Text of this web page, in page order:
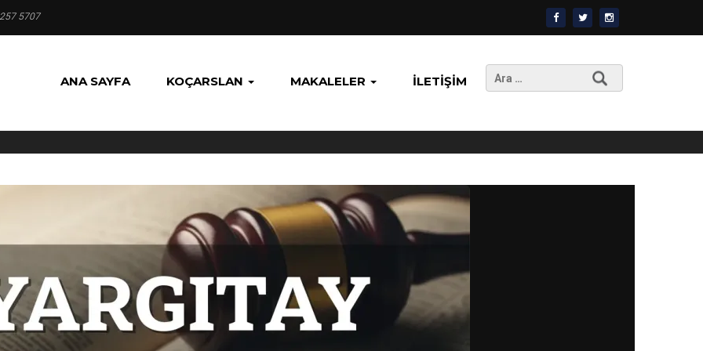
5707
ANA SAYFA KOÇARSLAN MAKALELER İLETIŞIM
Arama: